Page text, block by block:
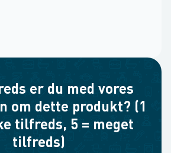
er du med vores
om dette produkt? (1
tilfreds, 5 = meget
tilfreds)